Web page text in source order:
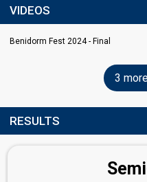
VIDEOS
Benidorm Fest 2024 - Final
3
RESULTS